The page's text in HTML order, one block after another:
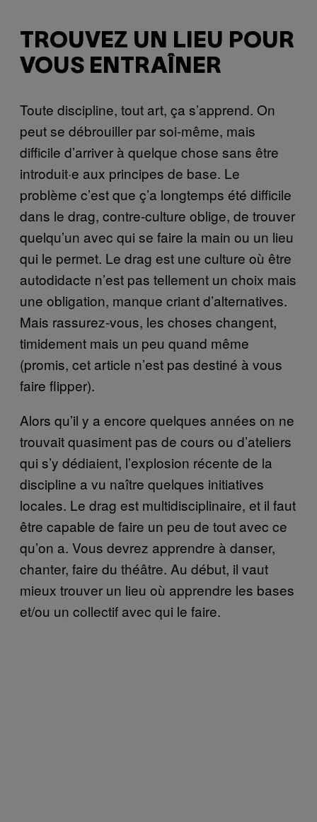
TROUVEZ UN LIEU POUR
VOUS ENTRAÎNER
Toute discipline, tout art, ça s’apprend. On
peut se débrouiller par soi-même, mais
difficile d’arriver à quelque chose sans être
introduit·e aux principes de base. Le
problème c’est que ç’a longtemps été difficile
dans le drag, contre-culture oblige, de trouver
quelqu’un avec qui se faire la main ou un lieu
qui le permet. Le drag est une culture où être
autodidacte n’est pas tellement un choix mais
une obligation, manque criant d’alternatives.
Mais rassurez-vous, les choses changent,
timidement mais un peu quand même
(promis, cet article n’est pas destiné à vous
faire flipper).
Alors qu’il y a encore quelques années on ne
trouvait quasiment pas de cours ou d’ateliers
qui s’y dédiaient, l’explosion récente de la
discipline a vu naître quelques initiatives
locales. Le drag est multidisciplinaire, et il faut
être capable de faire un peu de tout avec ce
qu’on a. Vous devrez apprendre à danser,
chanter, faire du théâtre. Au début, il vaut
mieux trouver un lieu où apprendre les bases
et/ou un collectif avec qui le faire.